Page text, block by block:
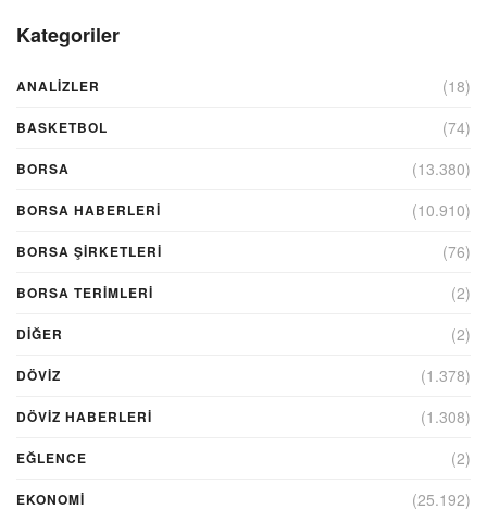
Kategoriler
ANALIZLER (18)
BASKETBOL (74)
BORSA (13.380)
BORSA HABERLERI (10.910)
BORSA ŞIRKETLERI (76)
BORSA TERIMLERI (2)
DIĞER (2)
DÖVİZ (1.378)
DÖVIZ HABERLERI (1.308)
EĞLENCE (2)
EKONOMİ (25.192)